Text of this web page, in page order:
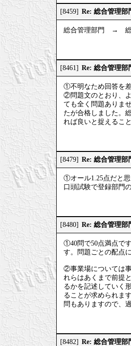
[8459] Re: 総合管理部
総合管理部門 → 総
[8461] Re: 総合管理部
①不明なため回答を差
②問題文のとおり、
ても全く問題ありま
たが合格しました。
れば良いと捉えるこ
[8479] Re: 総合管理部
①オール1.25点だと
口頭試験で登録部門
[8480] Re: 総合管理部
①40問で50点満点で
す。問題ごとの配点
②事業場については
れらはあくまで前提
るかを記述していく
ることが求められま
問もありますので、
[8482] Re: 総合管理部